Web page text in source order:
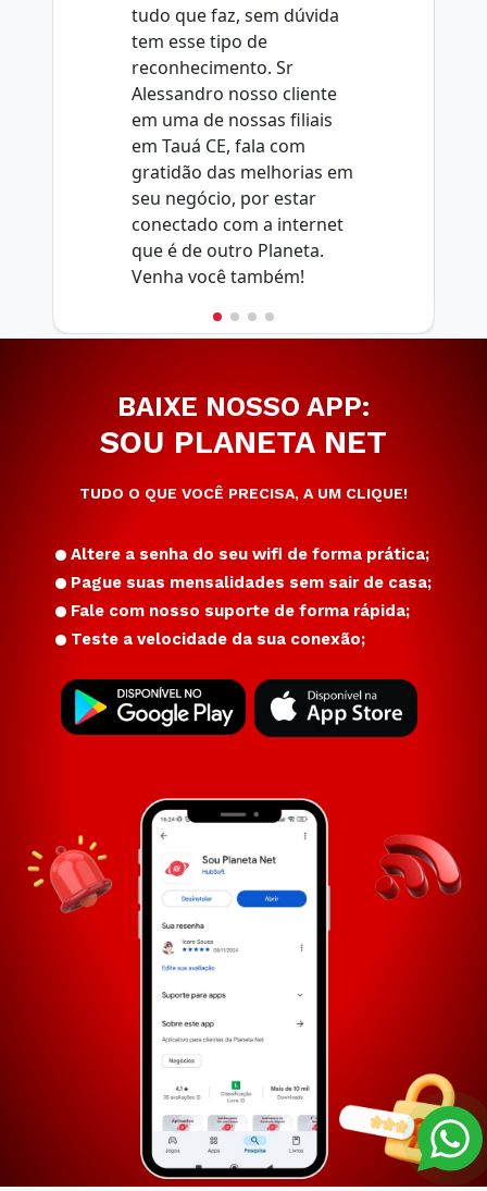
tudo que faz, sem dúvida
tem esse tipo de
reconhecimento. Sr
Alessandro nosso cliente
em uma de nossas filiais
em Tauá CE, fala com
gratidão das melhorias em
seu negócio, por estar
conectado com a internet
que é de outro Planeta.
Venha você também!
BAIXE NOSSO APP:
SOU PLANETA NET
TUDO O QUE VOCÊ PRECISA, A UM CLIQUE!
Altere a senha do seu wifi de forma prática;
Pague suas mensalidades sem sair de casa;
Fale com nosso suporte de forma rápida;
Teste a velocidade da sua conexão;